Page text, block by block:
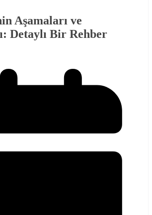
Aşamaları ve
Detaylı Bir Rehber